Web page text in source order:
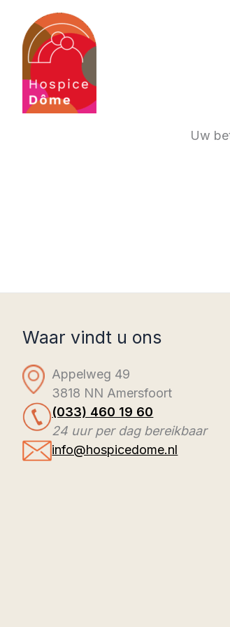
inhoud
Uw
Waar vindt u ons
Appelweg 49
3818 NN Amersfoort
(033) 460 19 60
24 uur per dag bereikbaar
info@hospicedome.nl